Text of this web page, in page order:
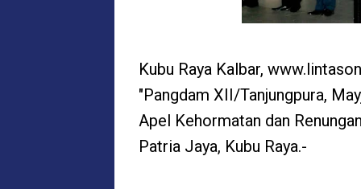
Kubu Raya Kalbar,
"Pangdam XII/Tanjungpura,
Apel Kehormatan dan
Patria Jaya, Kubu Raya.-